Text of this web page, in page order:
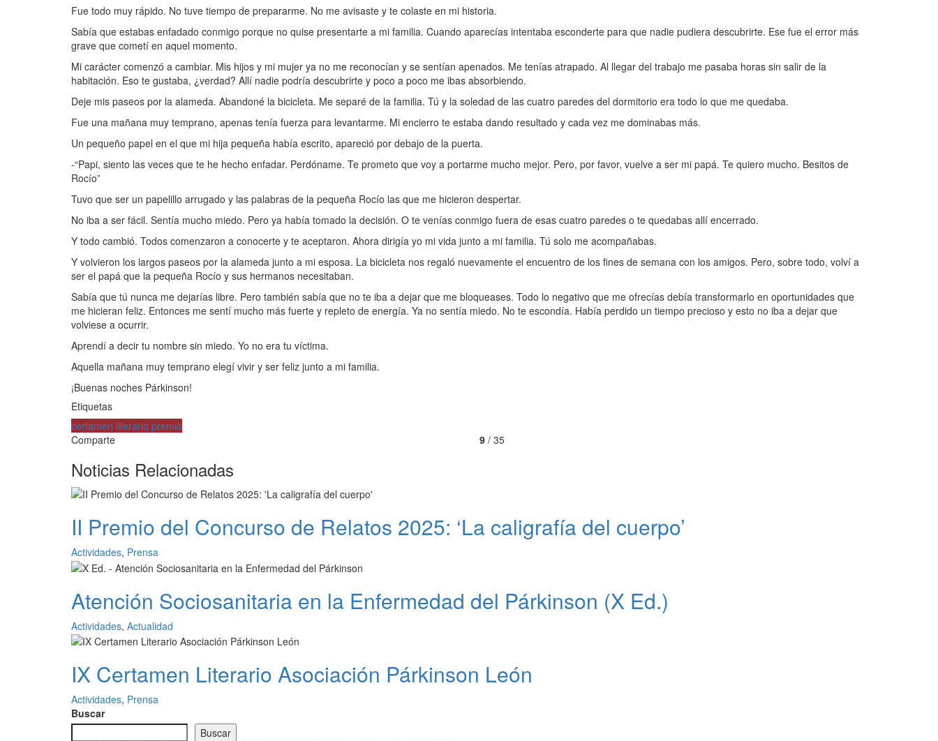
Fue todo muy rápido. No tuve tiempo de prepararme. No me avisaste y te colaste en mi historia.
Sabía que estabas enfadado conmigo porque no quise presentarte a mi familia. Cuando aparecías intentaba esconderte para que nadie pudiera descubrirte. Ese fue el error más
grave que cometí en aquel momento.
Mi carácter comenzó a cambiar. Mis hijos y mi mujer ya no me reconocían y se sentían apenados. Me tenías atrapado. Al llegar del trabajo me pasaba horas sin salir de la
habitación. Eso te gustaba, ¿verdad? Allí nadie podría descubrirte y poco a poco me ibas absorbiendo.
Deje mis paseos por la alameda. Abandoné la bicicleta. Me separé de la familia. Tú y la soledad de las cuatro paredes del dormitorio era todo lo que me quedaba.
Fue una mañana muy temprano, apenas tenía fuerza para levantarme. Mi encierro te estaba dando resultado y cada vez me dominabas más.
Un pequeño papel en el que mi hija pequeña había escrito, apareció por debajo de la puerta.
-“Papi, siento las veces que te he hecho enfadar. Perdóname. Te prometo que voy a portarme mucho mejor. Pero, por favor, vuelve a ser mi papá. Te quiero mucho. Besitos de
Rocío”
Tuvo que ser un papelillo arrugado y las palabras de la pequeña Rocío las que me hicieron despertar.
No iba a ser fácil. Sentía mucho miedo. Pero ya había tomado la decisión. O te venías conmigo fuera de esas cuatro paredes o te quedabas allí encerrado.
Y todo cambió. Todos comenzaron a conocerte y te aceptaron. Ahora dirigía yo mi vida junto a mi familia. Tú solo me acompañabas.
Y volvieron los largos paseos por la alameda junto a mi esposa. La bicicleta nos regaló nuevamente el encuentro de los fines de semana con los amigos. Pero, sobre todo, volví a
ser el papá que la pequeña Rocío y sus hermanos necesitaban.
Sabía que tú nunca me dejarías libre. Pero también sabía que no te iba a dejar que me bloqueases. Todo lo negativo que me ofrecías debía transformarlo en oportunidades que
me hicieran feliz. Entonces me sentí mucho más fuerte y repleto de energía. Ya no sentía miedo. No te escondía. Había perdido un tiempo precioso y esto no iba a dejar que
volviese a ocurrir.
Aprendí a decir tu nombre sin miedo. Yo no era tu víctima.
Aquella mañana muy temprano elegí vivir y ser feliz junto a mi familia.
¡Buenas noches Párkinson!
Etiquetas
certamen literario premio
Comparte
9 / 35
Noticias Relacionadas
II Premio del Concurso de Relatos 2025: ‘La caligrafía del cuerpo’
Actividades, Prensa
Atención Sociosanitaria en la Enfermedad del Párkinson (X Ed.)
Actividades, Actualidad
IX Certamen Literario Asociación Párkinson León
Actividades, Prensa
Buscar
Buscar